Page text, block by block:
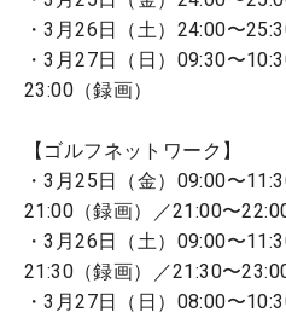
・3月26日（土）24:00〜
・3月27日（日）09:30〜
23:00（録画）
【ゴルフネットワーク】
・3月25日（金）09:00〜
21:00（録画）／21:00〜
・3月26日（土）09:00〜
21:30（録画）／21:30〜
・3月27日（日）08:00〜